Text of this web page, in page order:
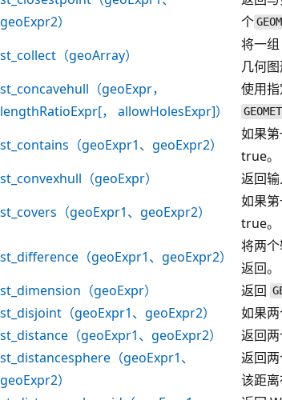
geoExpr2）
个
st_collect（geoArray）
将一组
几何图
st_concavehull（geoExpr，
lengthRatioExpr[， allowHolesExpr]）
使用
st_contains（geoExpr1、geoExpr2）
如果
true。
st_convexhull（geoExpr）
返回
st_covers（geoExpr1、geoExpr2）
如果
true。
st_difference（geoExpr1、geoExpr2）
将两
返回。
st_dimension（geoExpr）
返回
st_disjoint（geoExpr1、geoExpr2）
如果
st_distance（geoExpr1、geoExpr2）
返回
st_distancesphere（geoExpr1、
geoExpr2）
返回
该距